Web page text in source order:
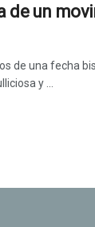
de un
de una fecha
y ...